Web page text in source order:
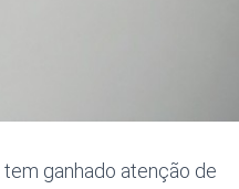
tem ganhado atenção de